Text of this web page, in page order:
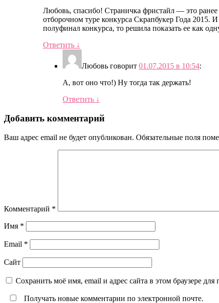
Любовь, спасибо! Страничка фристайл — это ранее
отборочном туре конкурса Скрапбукер Года 2015.
полуфинал конкурса, то решила показать ее как
Ответить ↓
Любовь говорит 01.07.2015 в 10:54:
А, вот оно что!) Ну тогда так держать!
Ответить ↓
Добавить комментарий
Ваш адрес email не будет опубликован. Обязательные поля
Комментарий *
Имя *
Email *
Сайт
Сохранить моё имя, email и адрес сайта в этом браузере
Получать новые комментарии по электронной почте.